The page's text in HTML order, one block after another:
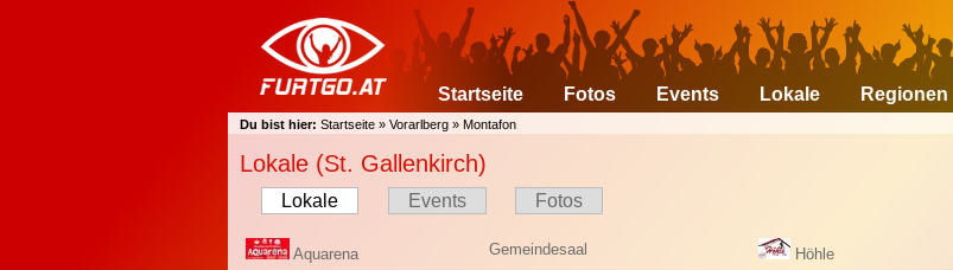
Startseite Fotos Events Lokale Regionen
Du bist hier: Startseite » Vorarlberg » Montafon
Lokale (St. Gallenkirch)
Lokale Events Fotos
Aquarena Gemeindesaal Höhle